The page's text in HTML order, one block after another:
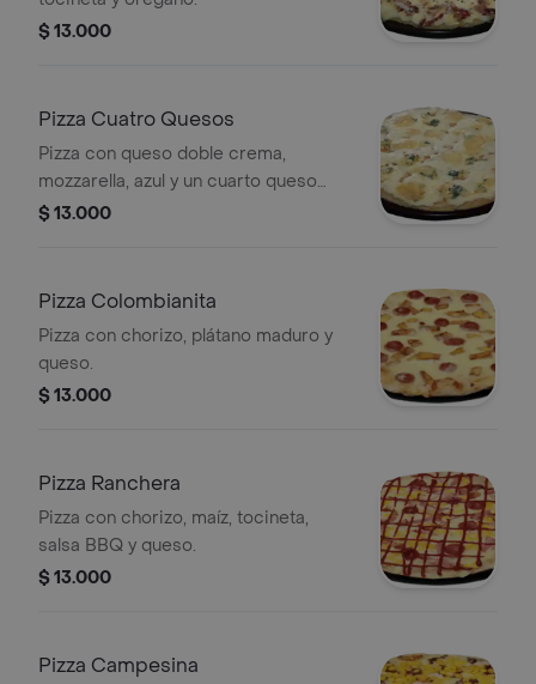
$ 13.000
Pizza Cuatro Quesos
Pizza con queso doble crema,
mozzarella, azul y un cuarto queso
adicional visible en la imagen.
$ 13.000
Pizza Colombianita
Pizza con chorizo, plátano maduro y
queso.
$ 13.000
Pizza Ranchera
Pizza con chorizo, maíz, tocineta,
salsa BBQ y queso.
$ 13.000
Pizza Campesina